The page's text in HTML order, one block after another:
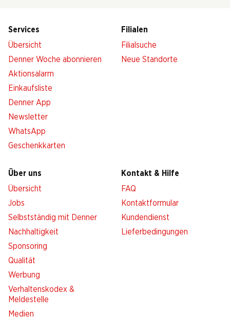
Services
Übersicht
Denner Woche abonnieren
Aktionsalarm
Einkaufsliste
Denner App
Newsletter
WhatsApp
Geschenkkarten
Filialen
Filialsuche
Neue Standorte
Über uns
Übersicht
Jobs
Selbstständig mit Denner
Nachhaltigkeit
Sponsoring
Qualität
Werbung
Verhaltenskodex &
Meldestelle
Medien
Kontakt & Hilfe
FAQ
Kontaktformular
Kundendienst
Lieferbedingungen